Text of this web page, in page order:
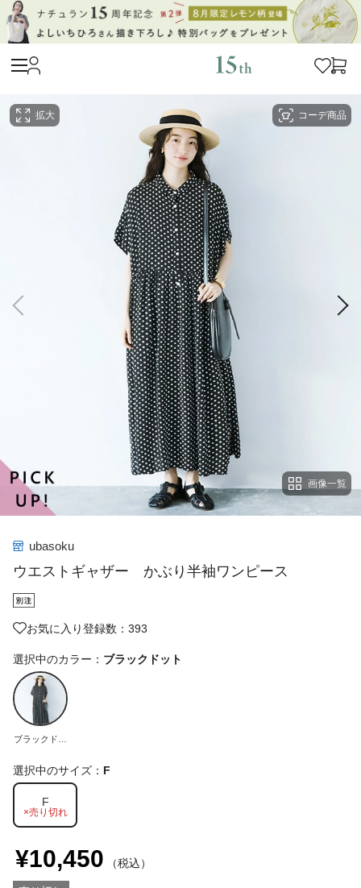
コーデ商品
拡大
画像一覧
ubasoku
ウエストギャザー かぶり半袖ワンピース
お気に入り登録数：393
選択中のカラー： ブラックドット
ブラックドッ
選択中のサイズ： F
F
×売り切れ
¥10,450 （税込）